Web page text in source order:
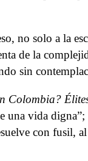
no solo a la
de la
sin
Colombia?
una vida
con fusil,